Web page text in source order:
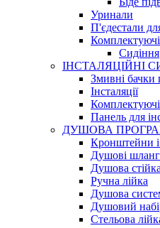
Уринали
П'єдестали
Комплектуючі
Сидіння
ІНСТАЛЯЦІЙНІ
Змивні бачки
Інсталяції
Комплектуючі
Панель для
ДУШОВА
Кронштейни і
Душові
Душова стійка
Ручна лійка
Душова
Душовий
Стельова